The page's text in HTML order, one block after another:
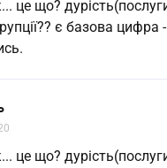
це що?
є базова цифра
це що?